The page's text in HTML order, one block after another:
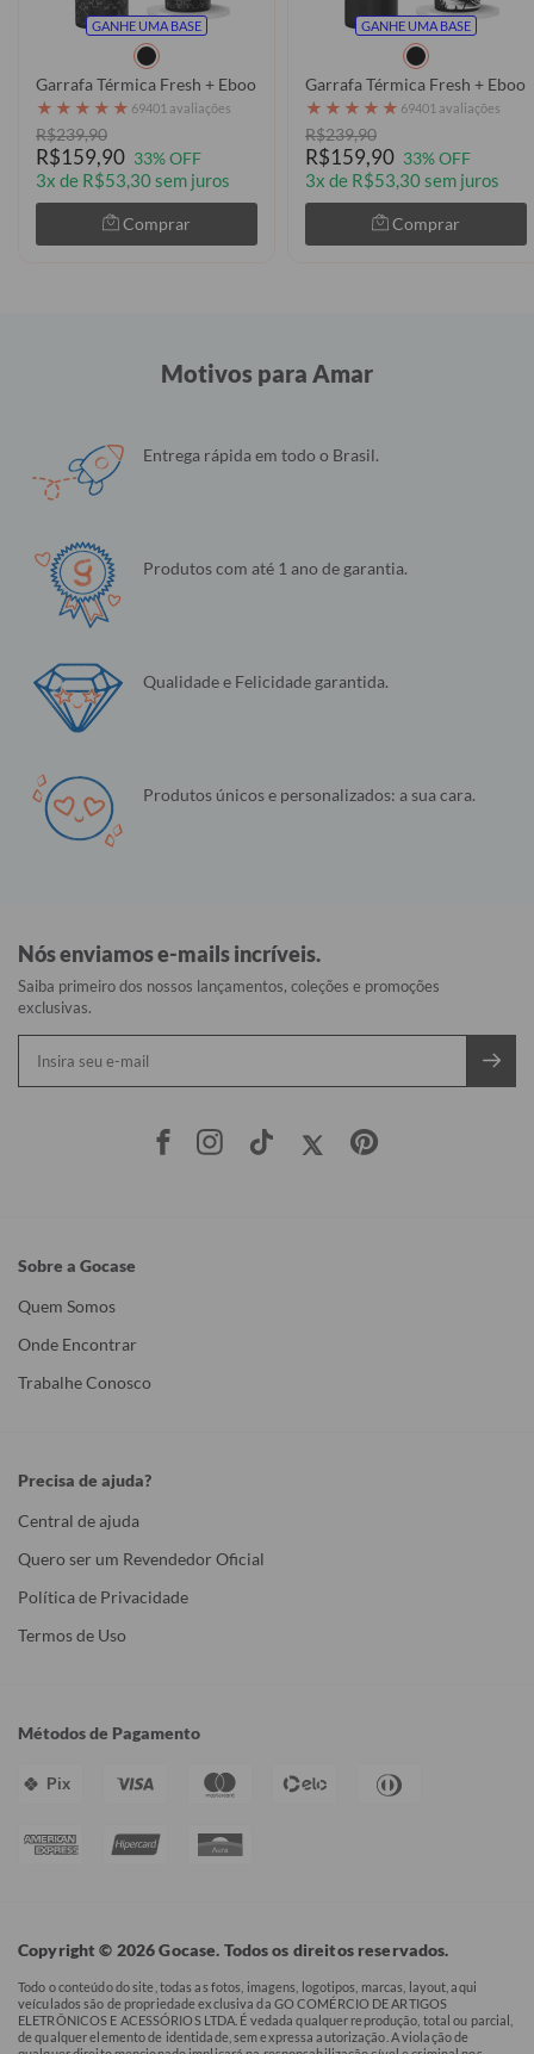
GANHE UMA BASE
Garrafa Térmica Fresh + Ebook - Corinthians - Memphis Jersey
★ ★ ★ ★ ★ 69401 avaliações
R$239,90
R$159,90 33% OFF
3x de R$53,30 sem juros
Comprar
GANHE UMA BASE
Garrafa Térmica Fresh +
★ ★ ★ ★ ★ 69401 avaliações
R$239,90
R$159,90 33% OFF
3x de R$53,30 sem juros
Comprar
Motivos para Amar
Entrega rápida em todo o Brasil.
Produtos com até 1 ano de garantia.
Qualidade e Felicidade garantida.
Produtos únicos e personalizados: a sua cara.
Nós enviamos e-mails incríveis.
Saiba primeiro dos nossos lançamentos, coleções e promoções
exclusivas.
Sobre a Gocase
Quem Somos
Onde Encontrar
Trabalhe Conosco
Precisa de ajuda?
Central de ajuda
Quero ser um Revendedor Oficial
Política de Privacidade
Termos de Uso
Métodos de Pagamento
Pix
Copyright © 2026 Gocase. Todos os direitos reservados.
Todo o conteúdo do site, todas as fotos, imagens, logotipos, marcas, layout, aqui
veículados são de propriedade exclusiva da GO COMÉRCIO DE ARTIGOS
ELETRÔNICOS E ACESSÓRIOS LTDA. É vedada qualquer reprodução, total ou parcial,
de qualquer elemento de identidade, sem expressa autorização. A violação de